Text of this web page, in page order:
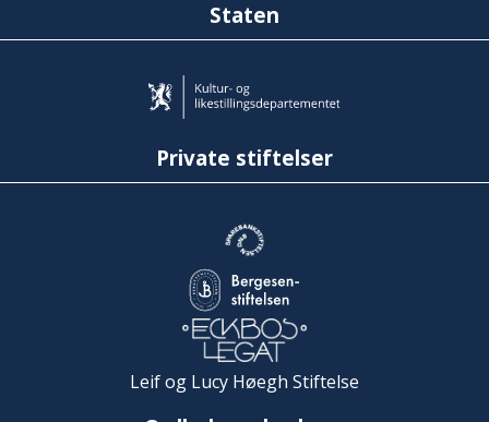
Staten
Private stiftelser
Leif og Lucy Høegh Stiftelse